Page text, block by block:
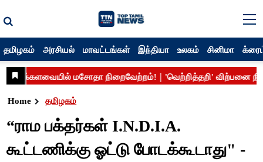
தமிழகம் அரசியல் மாவட்டங்கள் இந்தியா உலகம் சினிமா
Home தமிழகம்
“ராம பக்தர்கள் I.N.D.I.A.
கூட்டணிக்கு ஓட்டு போடக்கூடாது" -